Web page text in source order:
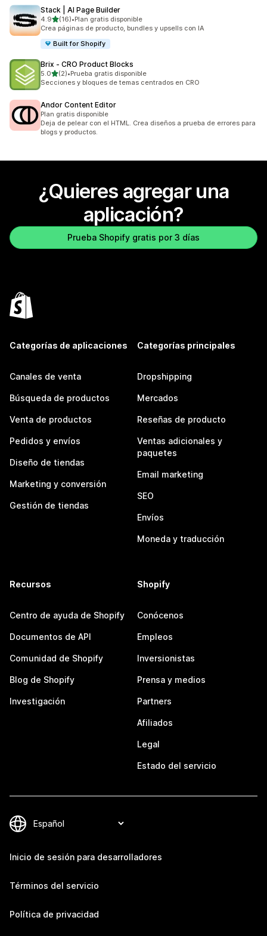
Stack | AI Page Builder
4.9de 5 estrellas
(16)
16 reseñas en total
•Plan gratis disponible
Crea páginas de producto, bundles y upsells con IA
Built for Shopify
Brix ‑ CRO Product Blocks
5.0de 5 estrellas
(2)
2 reseñas en total
•Prueba gratis disponible
Secciones y bloques de temas centrados en CRO
Andor Content Editor
Plan gratis disponible
Deja de pelear con el HTML. Crea diseños a prueba de errores para
blogs y productos.
¿Quieres agregar una
aplicación?
Prueba Shopify gratis por 3 días
Categorías de aplicaciones
Canales de venta
Búsqueda de productos
Venta de productos
Pedidos y envíos
Diseño de tiendas
Marketing y conversión
Gestión de tiendas
Categorías principales
Dropshipping
Mercados
Reseñas de producto
Ventas adicionales y
paquetes
Email marketing
SEO
Envíos
Moneda y traducción
Recursos
Centro de ayuda de Shopify
Documentos de API
Comunidad de Shopify
Blog de Shopify
Investigación
Shopify
Conócenos
Empleos
Inversionistas
Prensa y medios
Partners
Afiliados
Legal
Estado del servicio
Inicio de sesión para desarrolladores
Términos del servicio
Política de privacidad